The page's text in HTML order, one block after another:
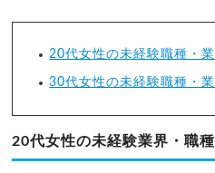
20代女性の未経験職種・
30代女性の未経験職種・
20代女性の未経験業界・職